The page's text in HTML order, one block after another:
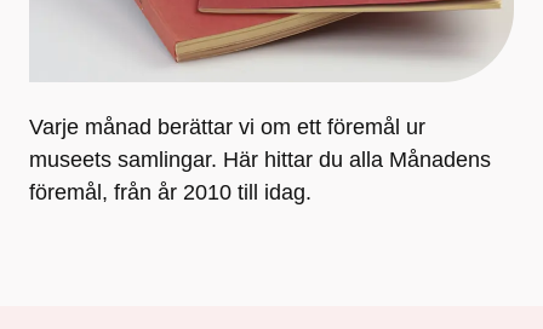
Varje månad berättar vi om ett föremål ur
museets samlingar. Här hittar du alla Månadens
föremål, från år 2010 till idag.